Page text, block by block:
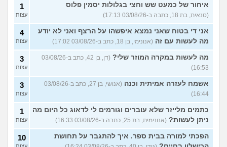
איחור של כמעט שש וחצי בגלולות יסמין פלוס
(סנאית, בת 18, כתבה ב-03/08/26 17:13)
1
עצות
אני די בטוח שאני נמצא איפשהו על הרצף ואני לא יודע
מה לעשות עם זה (אנונימי, בן 18, כתב ב-03/08/26 17:02)
4
עצות
מה לעשות במקרה המוזר שלי?
(דן, בן 42, כתב ב-03/08/26
16:53)
3
עצות
אשמח לעזרה אמיתית וכנה
(אנושי, בן 27, כתב ב-03/08/26
16:44)
3
עצות
כתמים מלייזר שלא עוברים וגורמים לי לדאוג כל היום מה
ניתן לעשות? (אנונימית, בת 25, כתבה ב-03/08/26 16:33)
1
עצות
הפכתי למורה בבית ספר. איך להתגבר על תחושת
10